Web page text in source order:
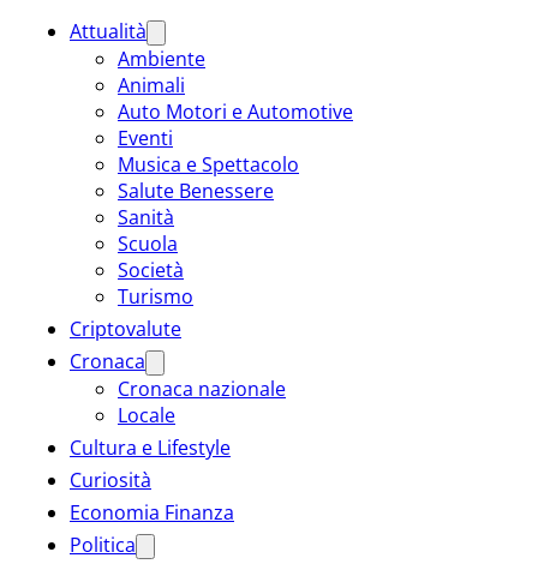
Attualità
Ambiente
Animali
Auto Motori e Automotive
Eventi
Musica e Spettacolo
Salute Benessere
Sanità
Scuola
Società
Turismo
Criptovalute
Cronaca
Cronaca nazionale
Locale
Cultura e Lifestyle
Curiosità
Economia Finanza
Politica